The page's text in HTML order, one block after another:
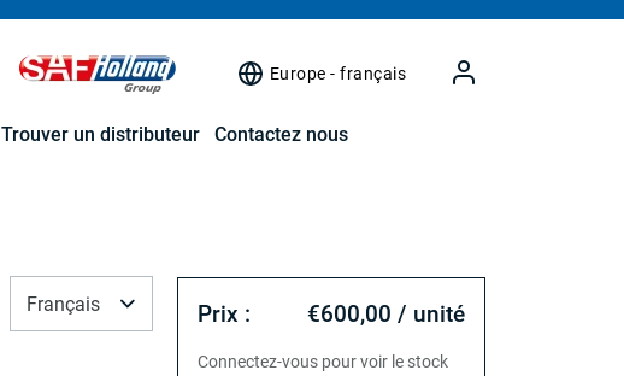
Europe - français
Trouver un distributeur Contactez nous
Français Prix : €600,00 / unité
Connectez-vous pour voir le stock